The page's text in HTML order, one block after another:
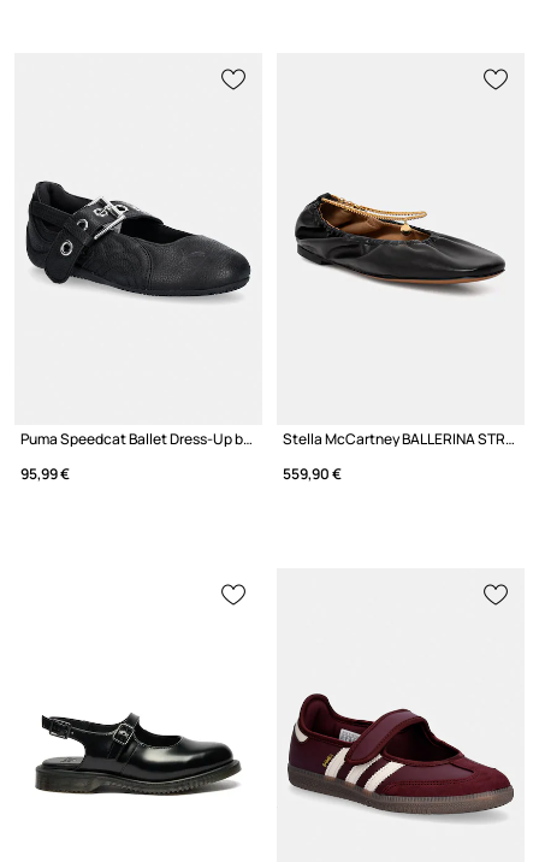
Puma Speedcat Ballet Dress-Up ballerine in pelle
95,99 €
Stella McCartney BALLERINA STRETCH ballerine
559,90 €